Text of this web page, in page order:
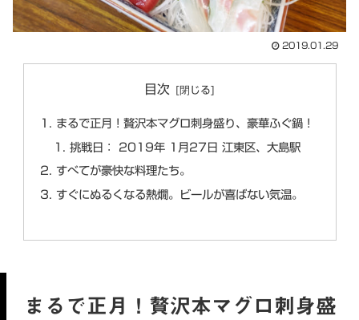
2019.01.29
目次
まるで正月！贅沢本マグロ刺身盛り、豪華ふぐ鍋！
挑戦日： 2019年 1月27日 江東区、大島駅
すべてが豪快な料理たち。
すぐにぬるくなる熱燗。ビールが喜ばない気温。
まるで正月！贅沢本マグロ刺身盛